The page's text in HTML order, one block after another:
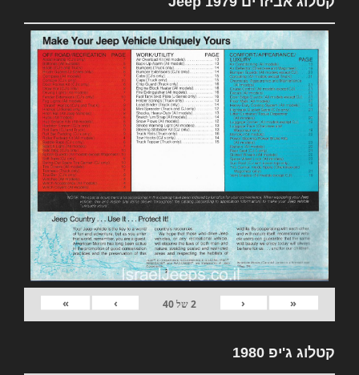
«
‹
2של40
›
»
קטלוג ג'יפ 1980